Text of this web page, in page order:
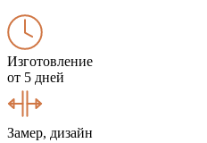
Изготовление
от 5 дней
Замер, дизайн